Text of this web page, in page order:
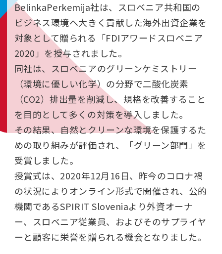
BelinkaPerkemija社は、スロベニア共和国の
ビジネス環境へ大きく貢献した海外出資企業を
対象として贈られる「FDIアワードスロベニア
2020」を授与されました。
同社は、スロベニアのグリーンケミストリー
（環境に優しい化学）の分野で二酸化炭素
（CO2）排出量を削減し、規格を改善すること
を目的として多くの対策を導入しました。
その結果、自然とクリーンな環境を保護するた
めの取り組みが評価され、「グリーン部門」を
受賞しました。
授賞式は、2020年12月16日、昨今のコロナ禍
の状況によりオンライン形式で開催され、公的
機関であるSPIRIT Sloveniaより外資オーナ
ー、スロベニア従業員、およびそのサプライヤ
ーと顧客に栄誉を贈られる機会となりました。